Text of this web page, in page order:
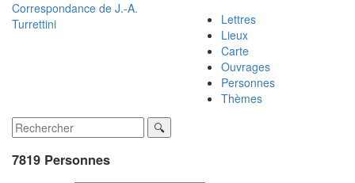
Correspondance de J.-A.
Turrettini
Lettres
Lieux
Carte
Ouvrages
Personnes
Thèmes
7819 Personnes